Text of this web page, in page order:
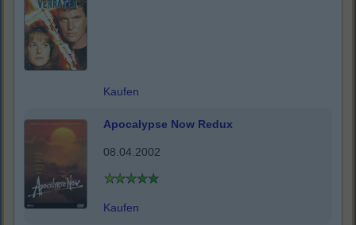
Kaufen
Apocalypse Now Redux
08.04.2002
Kaufen